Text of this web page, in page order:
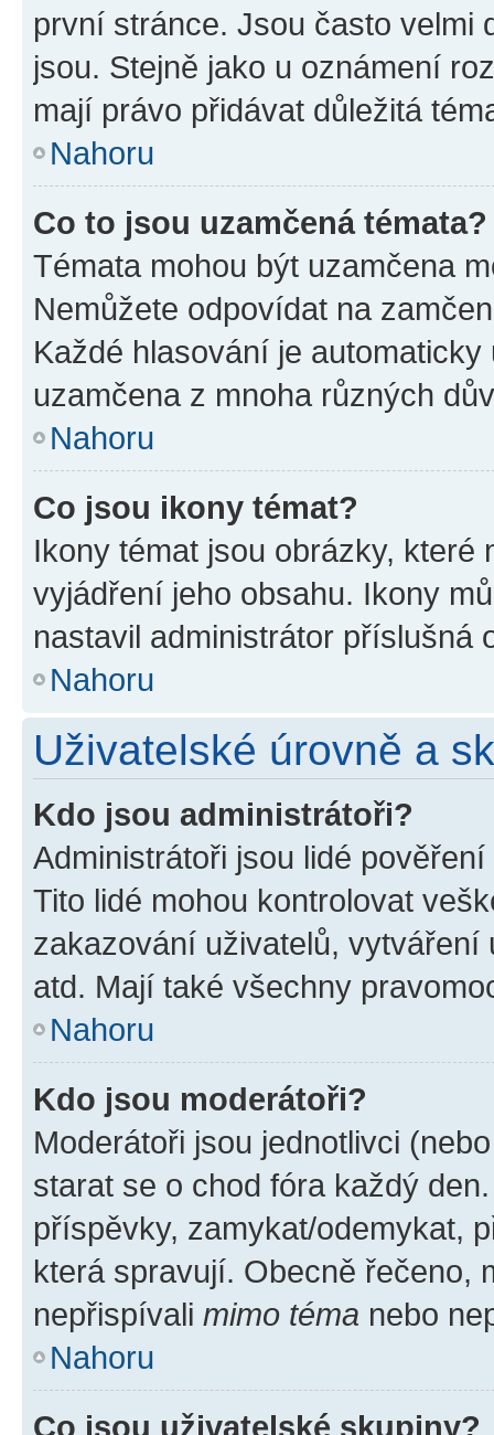
první stránce. Jsou často velmi
jsou. Stejně jako u oznámení
mají právo přidávat důležitá
Nahoru
Co to jsou uzamčená témata?
Témata mohou být uzamčena
Nemůžete odpovídat na
Každé hlasování je
uzamčena z mnoha různých
Nahoru
Co jsou ikony témat?
Ikony témat jsou obrázky,
vyjádření jeho obsahu. Ikony
nastavil administrátor příslušná
Nahoru
Uživatelské úrovně a
Kdo jsou administrátoři?
Administrátoři jsou lidé
Tito lidé mohou kontrolovat
zakazování uživatelů,
atd. Mají také všechny
Nahoru
Kdo jsou moderátoři?
Moderátoři jsou jednotlivci
starat se o chod fóra každý
příspěvky, zamykat/odemykat,
která spravují. Obecně řečeno,
nepřispívali mimo téma nebo
Nahoru
Co jsou uživatelské skupiny?